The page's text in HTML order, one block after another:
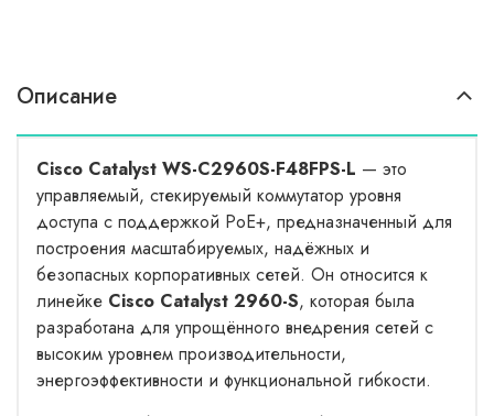
Описание
Cisco Catalyst WS-C2960S-F48FPS-L — это
управляемый, стекируемый коммутатор уровня
доступа с поддержкой PoE+, предназначенный для
построения масштабируемых, надёжных и
безопасных корпоративных сетей. Он относится к
линейке Cisco Catalyst 2960-S, которая была
разработана для упрощённого внедрения сетей с
высоким уровнем производительности,
энергоэффективности и функциональной гибкости.